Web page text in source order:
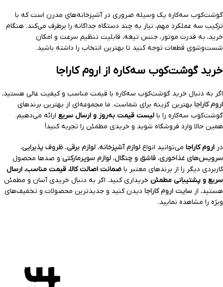
گوشت‌کوب سه‌کاره یک وسیله ضروری در آشپزخانه‌های مدرن است که با
ترکیب سه عملکرد مهم، نیاز به چند دستگاه جداگانه را برطرف می‌کند. هنگام
خرید، به قدرت موتور، جنس تیغه، قابلیت تنظیم سرعت و امکان
شست‌وشوی قطعات توجه کنید تا بهترین انتخاب را داشته باشید.
خرید گوشت‌کوب سه‌کاره از اروم کاراجا
اگر به دنبال خرید گوشت‌کوب سه‌کاره با قیمت مناسب و کیفیت عالی هستید،
اروم کاراجا بهترین گزینه برای شماست. ما مجموعه‌ای از بهترین برندهای
گوشت‌کوب سه‌کاره را با لیست قیمت به‌روز و ارسال سریع ارائه می‌دهیم.
همین حالا وارد فروشگاه شوید و خریدی مطمئن را تجربه کنید!
در اروم کاراجا می‌توانید انواع لوازم آشپزخانه، لوازم برقی، ظروف پذیرایی،
سرویس‌های غذاخوری، قاشق و چنگال، لوازم سوپرمارکتی و صدها محصول
کاربردی دیگر را از برندهای معتبر با ضمانت اصالت کالا، قیمت مناسب، ارسال
سریع و پشتیبانی مطمئن خریداری کنید. اگر به دنبال خریدی آسان و مطمئن
هستید، از سایت اروم کاراجا دیدن کنید و جدیدترین محصولات و تخفیف‌های
ویژه را مشاهده نمایید.